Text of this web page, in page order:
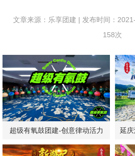
文章来源：乐享团建 | 发布时间：
158次
超级有氧鼓团建-创意律动活力